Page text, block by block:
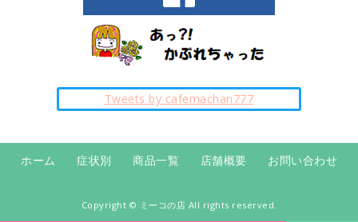
Tweets by cafemachan777
ホーム 症状別 商品一覧 店舗概要 お問い合わせ
Copyright © ミーコの店 All rights reserved.